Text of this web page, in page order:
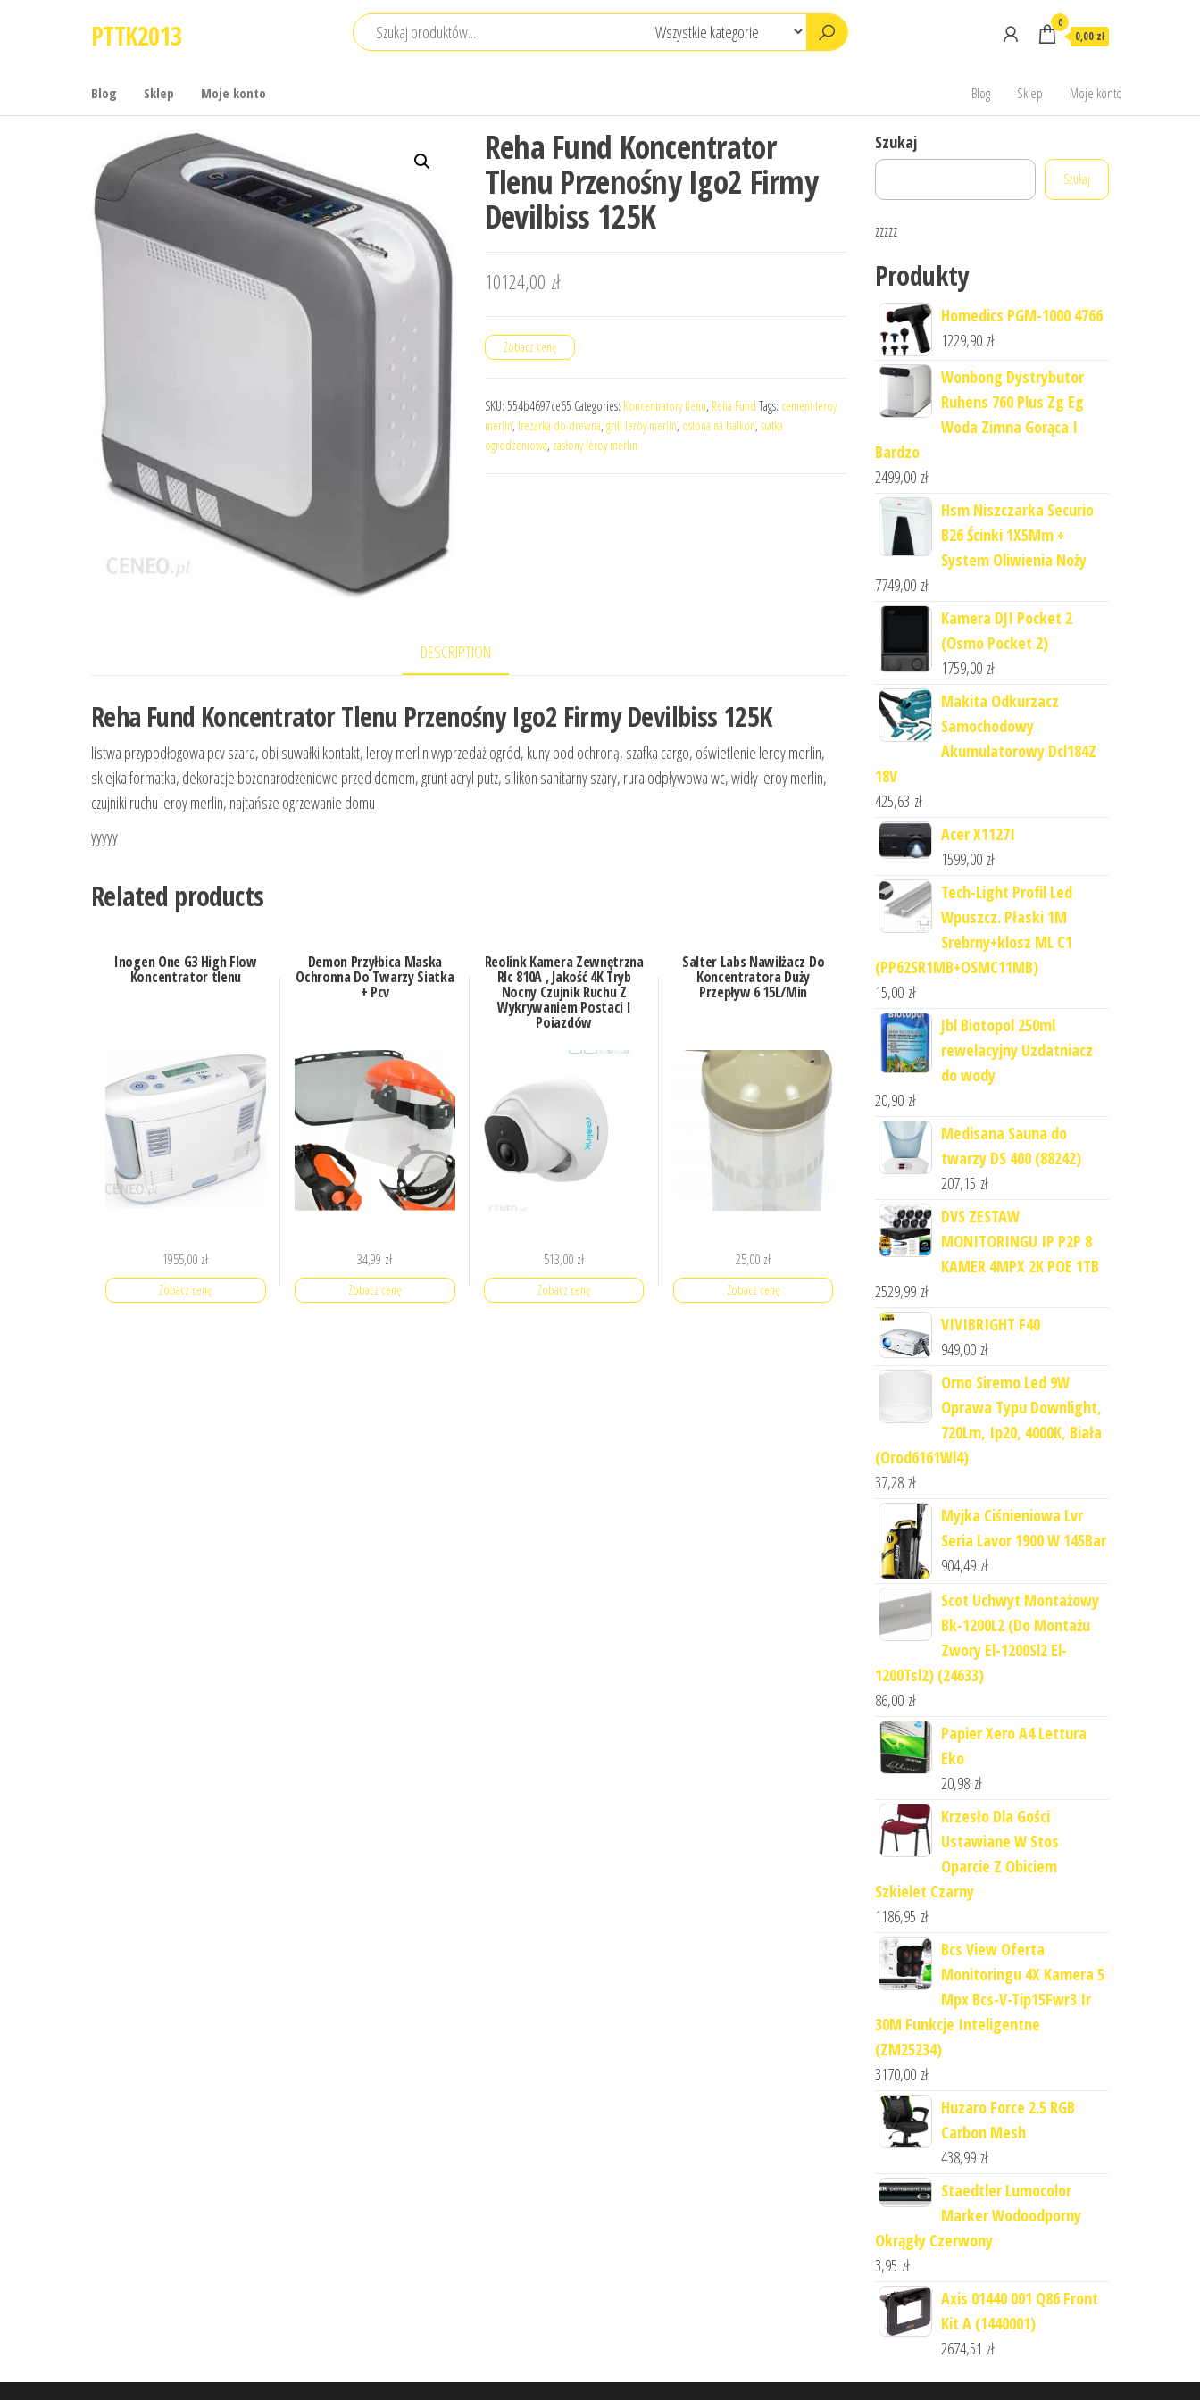
PTTK2013 0
0,00 zł
Blog Sklep Moje konto Blog Sklep Moje konto
Reha Fund Koncentrator
Tlenu Przenośny Igo2 Firmy
Devilbiss 125K
10124,00 zł
Zobacz cenę
SKU: 554b4697ce65 Categories: Koncentratory tlenu, Reha Fund Tags: cement leroy
merlin, frezarka do drewna, grill leroy merlin, osłona na balkon, siatka
ogrodzeniowa, zasłony leroy merlin
DESCRIPTION
Reha Fund Koncentrator Tlenu Przenośny Igo2 Firmy Devilbiss 125K
listwa przypodłogowa pcv szara, obi suwałki kontakt, leroy merlin wyprzedaż ogród, kuny pod ochroną, szafka cargo, oświetlenie leroy merlin,
sklejka formatka, dekoracje bożonarodzeniowe przed domem, grunt acryl putz, silikon sanitarny szary, rura odpływowa wc, widły leroy merlin,
czujniki ruchu leroy merlin, najtańsze ogrzewanie domu
yyyyy
Related products
Inogen One G3 High Flow
Koncentrator tlenu
1955,00 zł
Zobacz cenę
Demon Przyłbica Maska
Ochronna Do Twarzy Siatka
+ Pcv
34,99 zł
Zobacz cenę
Reolink Kamera Zewnętrzna
Rlc 810A , Jakość 4K Tryb
Nocny Czujnik Ruchu Z
Wykrywaniem Postaci I
Pojazdów
513,00 zł
Zobacz cenę
Salter Labs Nawilżacz Do
Koncentratora Duży
Przepływ 6 15L/Min
25,00 zł
Zobacz cenę
Szukaj
Szukaj
zzzzz
Produkty
Homedics PGM-1000 4766
1229,90 zł
Wonbong Dystrybutor
Ruhens 760 Plus Zg Eg
Woda Zimna Gorąca I
Bardzo
2499,00 zł
Hsm Niszczarka Securio
B26 Ścinki 1X5Mm +
System Oliwienia Noży
7749,00 zł
Kamera DJI Pocket 2
(Osmo Pocket 2)
1759,00 zł
Makita Odkurzacz
Samochodowy
Akumulatorowy Dcl184Z
18V
425,63 zł
Acer X1127I
1599,00 zł
Tech-Light Profil Led
Wpuszcz. Płaski 1M
Srebrny+klosz ML C1
(PP62SR1MB+OSMC11MB)
15,00 zł
Jbl Biotopol 250ml
rewelacyjny Uzdatniacz
do wody
20,90 zł
Medisana Sauna do
twarzy DS 400 (88242)
207,15 zł
DVS ZESTAW
MONITORINGU IP P2P 8
KAMER 4MPX 2K POE 1TB
2529,99 zł
VIVIBRIGHT F40
949,00 zł
Orno Siremo Led 9W
Oprawa Typu Downlight,
720Lm, Ip20, 4000K, Biała
(Orod6161Wl4)
37,28 zł
Myjka Ciśnieniowa Lvr
Seria Lavor 1900 W 145Bar
904,49 zł
Scot Uchwyt Montażowy
Bk-1200L2 (Do Montażu
Zwory El-1200Sl2 El-
1200Tsl2) (24633)
86,00 zł
Papier Xero A4 Lettura
Eko
20,98 zł
Krzesło Dla Gości
Ustawiane W Stos
Oparcie Z Obiciem
Szkielet Czarny
1186,95 zł
Bcs View Oferta
Monitoringu 4X Kamera 5
Mpx Bcs-V-Tip15Fwr3 Ir
30M Funkcje Inteligentne
(ZM25234)
3170,00 zł
Huzaro Force 2.5 RGB
Carbon Mesh
438,99 zł
Staedtler Lumocolor
Marker Wodoodporny
Okrągły Czerwony
3,95 zł
Axis 01440 001 Q86 Front
Kit A (1440001)
2674,51 zł